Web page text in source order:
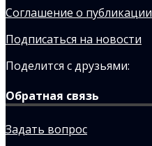
Соглашение о публикации
Подписаться на новости
Поделится с друзьями:
Обратная связь
Задать вопрос